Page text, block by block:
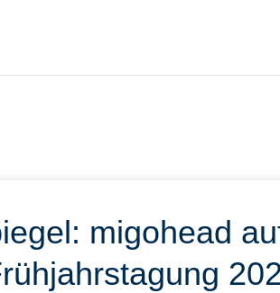
migohead